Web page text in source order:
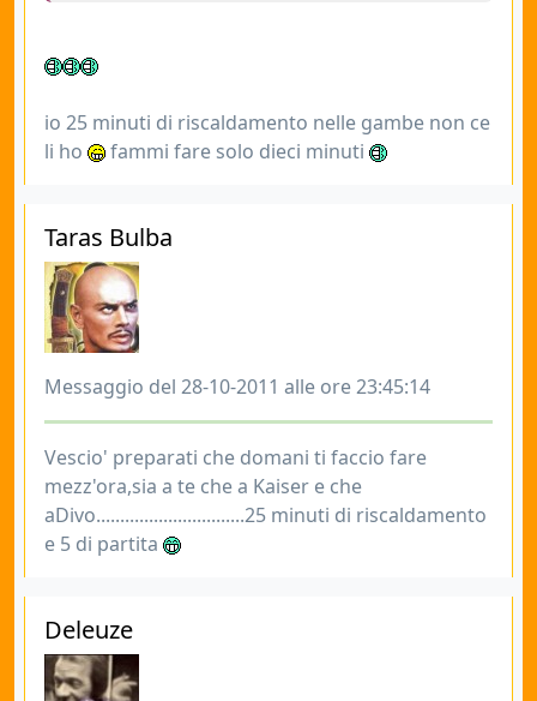
io 25 minuti di riscaldamento nelle gambe non ce
li ho
fammi fare solo dieci minuti
Taras Bulba
Messaggio del 28-10-2011 alle ore 23:45:14
Vescio' preparati che domani ti faccio fare
mezz'ora,sia a te che a Kaiser e che
aDivo...............................25 minuti di riscaldamento
e 5 di partita
Deleuze